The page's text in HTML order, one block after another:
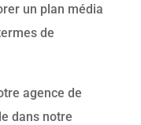
un plan média
de
agence de
dans notre